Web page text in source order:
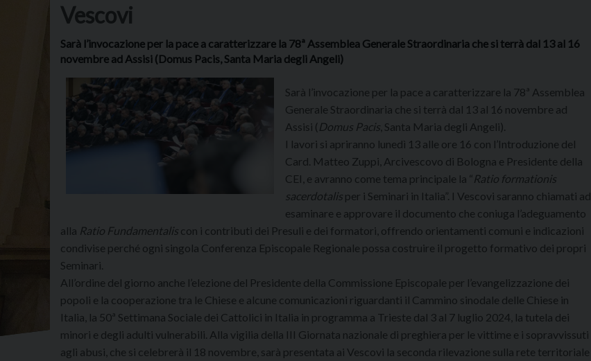
Vescovi
Sarà l’invocazione per la pace a caratterizzare la 78ª Assemblea Generale Straordinaria che si terrà dal 13 al 16
novembre ad Assisi (Domus Pacis, Santa Maria degli Angeli)
Sarà l’invocazione per la pace a caratterizzare la 78ª Assemblea
Generale Straordinaria che si terrà dal 13 al 16 novembre ad
Assisi ( Domus Pacis , Santa Maria degli Angeli).
I lavori si apriranno lunedì 13 alle ore 16 con l’Introduzione del
Card. Matteo Zuppi, Arcivescovo di Bologna e Presidente della
CEI, e avranno come tema principale la “ Ratio formationis
sacerdotalis per i Seminari in Italia”. I Vescovi saranno chiamati ad
esaminare e approvare il documento che coniuga l’adeguamento
alla Ratio Fundamentalis con i contributi dei Presuli e dei formatori, offrendo orientamenti comuni e indicazioni
condivise perché ogni singola Conferenza Episcopale Regionale possa costruire il progetto formativo dei propri
Seminari.
All’ordine del giorno anche l’elezione del Presidente della Commissione Episcopale per l’evangelizzazione dei
popoli e la cooperazione tra le Chiese e alcune comunicazioni riguardanti il Cammino sinodale delle Chiese in
Italia, la 50ª Settimana Sociale dei Cattolici in Italia in programma a Trieste dal 3 al 7 luglio 2024, la tutela dei
minori e degli adulti vulnerabili. Alla vigilia della III Giornata nazionale di preghiera per le vittime e i sopravvissuti
agli abusi, che si celebrerà il 18 novembre, sarà presentata ai Vescovi la seconda rilevazione sulla rete territoriale